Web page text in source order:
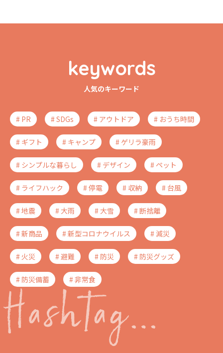
keywords
人気のキーワード
# PR # SDGs # アウトドア # おうち時間
# ギフト # キャンプ # ゲリラ豪雨
# シンプルな暮らし # デザイン # ペット
# ライフハック # 停電 # 収納 # 台風
# 地震 # 大雨 # 大雪 # 断捨離
# 新商品 # 新型コロナウイルス # 減災
# 火災 # 避難 # 防災 # 防災グッズ
# 防災備蓄 # 非常食